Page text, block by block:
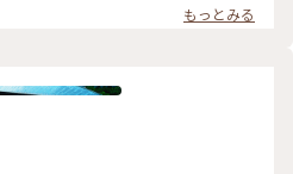
もっとみる